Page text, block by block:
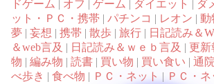
ドゲーム | オフ | ゲーム | ダイエット | ダ
ット・ＰＣ・携帯 | パチンコ | レオン | 動
夢 | 妄想 | 携帯 | 散歩 | 旅行 | 日記読み＆
＆web言及 | 日記読み＆ｗｅｂ言及 | 更新
物 | 編み物 | 読書 | 買い物 | 買い食い | 通院
べ歩き | 食べ物 | ＰＣ・ネット | ＰＣ・